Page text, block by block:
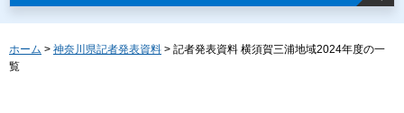
ホーム > 神奈川県記者発表資料 > 記者発表資料 横須賀三浦地域2024年度の一
覧